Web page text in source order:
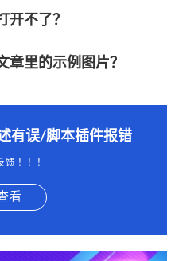
开不了？
章里的示例图片？
有误/脚本插件报错
馈 ！！！
看